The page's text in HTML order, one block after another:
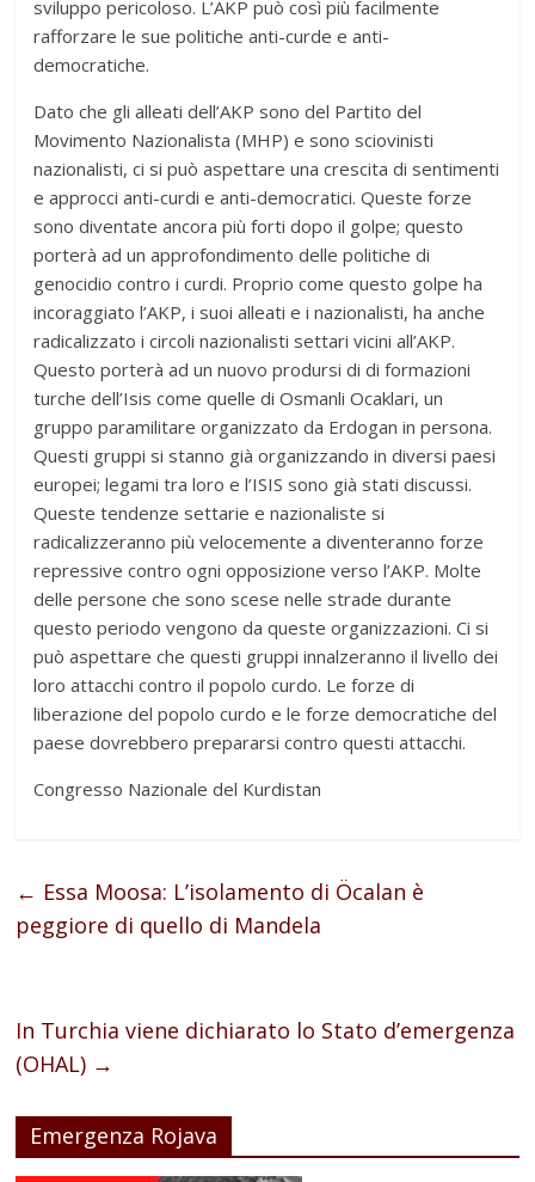
sviluppo pericoloso. L’AKP può così più facilmente
rafforzare le sue politiche anti-curde e anti-
democratiche.
Dato che gli alleati dell’AKP sono del Partito del
Movimento Nazionalista (MHP) e sono sciovinisti
nazionalisti, ci si può aspettare una crescita di sentimenti
e approcci anti-curdi e anti-democratici. Queste forze
sono diventate ancora più forti dopo il golpe; questo
porterà ad un approfondimento delle politiche di
genocidio contro i curdi. Proprio come questo golpe ha
incoraggiato l’AKP, i suoi alleati e i nazionalisti, ha anche
radicalizzato i circoli nazionalisti settari vicini all’AKP.
Questo porterà ad un nuovo prodursi di di formazioni
turche dell’Isis come quelle di Osmanli Ocaklari, un
gruppo paramilitare organizzato da Erdogan in persona.
Questi gruppi si stanno già organizzando in diversi paesi
europei; legami tra loro e l’ISIS sono già stati discussi.
Queste tendenze settarie e nazionaliste si
radicalizzeranno più velocemente a diventeranno forze
repressive contro ogni opposizione verso l’AKP. Molte
delle persone che sono scese nelle strade durante
questo periodo vengono da queste organizzazioni. Ci si
può aspettare che questi gruppi innalzeranno il livello dei
loro attacchi contro il popolo curdo. Le forze di
liberazione del popolo curdo e le forze democratiche del
paese dovrebbero prepararsi contro questi attacchi.
Congresso Nazionale del Kurdistan
← Essa Moosa: L’isolamento di Öcalan è
peggiore di quello di Mandela
In Turchia viene dichiarato lo Stato d’emergenza
(OHAL) →
Emergenza Rojava